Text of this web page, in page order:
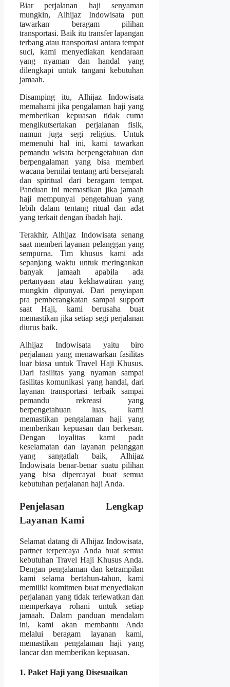
Biar perjalanan haji senyaman
mungkin, Alhijaz Indowisata pun
tawarkan beragam pilihan
transportasi. Baik itu transfer lapangan
terbang atau transportasi antara tempat
suci, kami menyediakan kendaraan
yang nyaman dan handal yang
dilengkapi untuk tangani kebutuhan
jamaah.
Disamping itu, Alhijaz Indowisata
memahami jika pengalaman haji yang
memberikan kepuasan tidak cuma
mengikutsertakan perjalanan fisik,
namun juga segi religius. Untuk
memenuhi hal ini, kami tawarkan
pemandu wisata berpengetahuan dan
berpengalaman yang bisa memberi
wacana bernilai tentang arti bersejarah
dan spiritual dari beragam tempat.
Panduan ini memastikan jika jamaah
haji mempunyai pengetahuan yang
lebih dalam tentang ritual dan adat
yang terkait dengan ibadah haji.
Terakhir, Alhijaz Indowisata senang
saat memberi layanan pelanggan yang
sempurna. Tim khusus kami ada
sepanjang waktu untuk meringankan
banyak jamaah apabila ada
pertanyaan atau kekhawatiran yang
mungkin dipunyai. Dari penyiapan
pra pemberangkatan sampai support
saat Haji, kami berusaha buat
memastikan jika setiap segi perjalanan
diurus baik.
Alhijaz Indowisata yaitu biro
perjalanan yang menawarkan fasilitas
luar biasa untuk Travel Haji Khusus.
Dari fasilitas yang nyaman sampai
fasilitas komunikasi yang handal, dari
layanan transportasi terbaik sampai
pemandu rekreasi yang
berpengetahuan luas, kami
memastikan pengalaman haji yang
memberikan kepuasan dan berkesan.
Dengan loyalitas kami pada
keselamatan dan layanan pelanggan
yang sangatlah baik, Alhijaz
Indowisata benar-benar suatu pilihan
yang bisa dipercayai buat semua
kebutuhan perjalanan haji Anda.
Penjelasan Lengkap
Layanan Kami
Selamat datang di Alhijaz Indowisata,
partner terpercaya Anda buat semua
kebutuhan Travel Haji Khusus Anda.
Dengan pengalaman dan ketrampilan
kami selama bertahun-tahun, kami
memiliki komitmen buat menyediakan
perjalanan yang tidak terlewatkan dan
memperkaya rohani untuk setiap
jamaah. Dalam panduan mendalam
ini, kami akan membantu Anda
melalui beragam layanan kami,
memastikan pengalaman haji yang
lancar dan memberikan kepuasan.
1. Paket Haji yang Disesuaikan